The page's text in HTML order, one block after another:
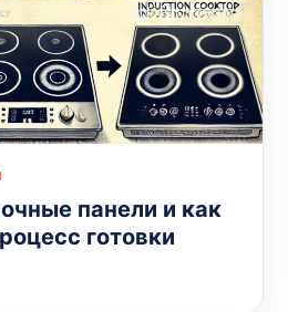
панели и как
готовки